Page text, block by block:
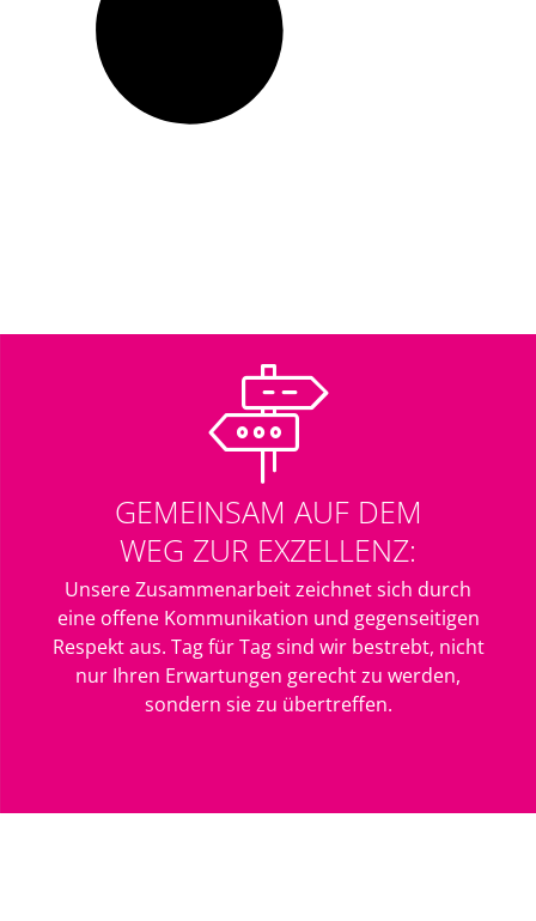
GEMEINSAM AUF DEM
WEG ZUR EXZELLENZ:
Unsere Zusammenarbeit zeichnet sich durch
eine offene Kommunikation und gegenseitigen
Respekt aus. Tag für Tag sind wir bestrebt, nicht
nur Ihren Erwartungen gerecht zu werden,
sondern sie zu übertreffen.